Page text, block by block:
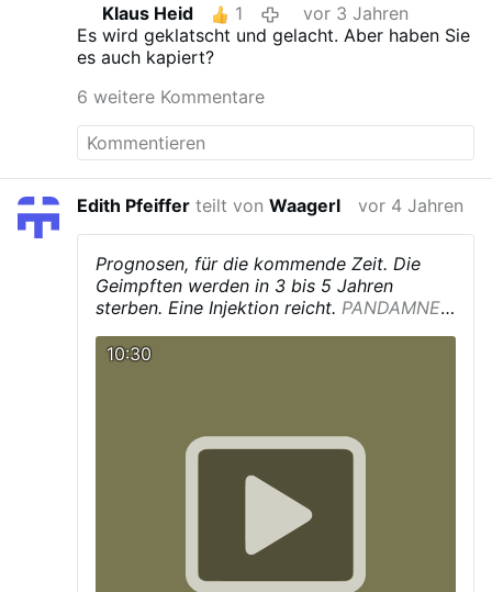
stammt vom Bösen.
Klaus Heid 1
vor 3 Jahren
Es wird geklatscht und gelacht. Aber haben Sie
es auch kapiert?
6 weitere Kommentare
Edith Pfeiffer teilt vonWaagerl vor 4 Jahren
Prognosen, für die kommende Zeit. Die
Geimpften werden in 3 bis 5 Jahren
sterben. Eine Injektion reicht. PANDAMNED
10:30